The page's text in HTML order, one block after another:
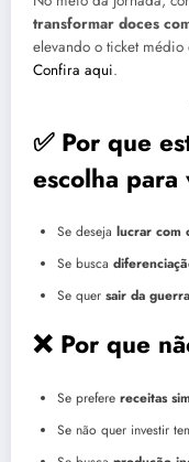
transformar doces
elevando o ticket
Confira aqui.
✅ Por que
escolha para
Se deseja lucrar com
Se busca
Se quer sair da
❌ Por que
Se prefere receitas
Se não quer investir